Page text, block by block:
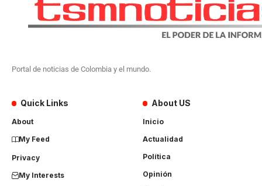
Portal de noticias de Colombia y el mundo.
Quick Links
About
My Feed
Privacy
My Interests
About US
Inicio
Actualidad
Política
Opinión